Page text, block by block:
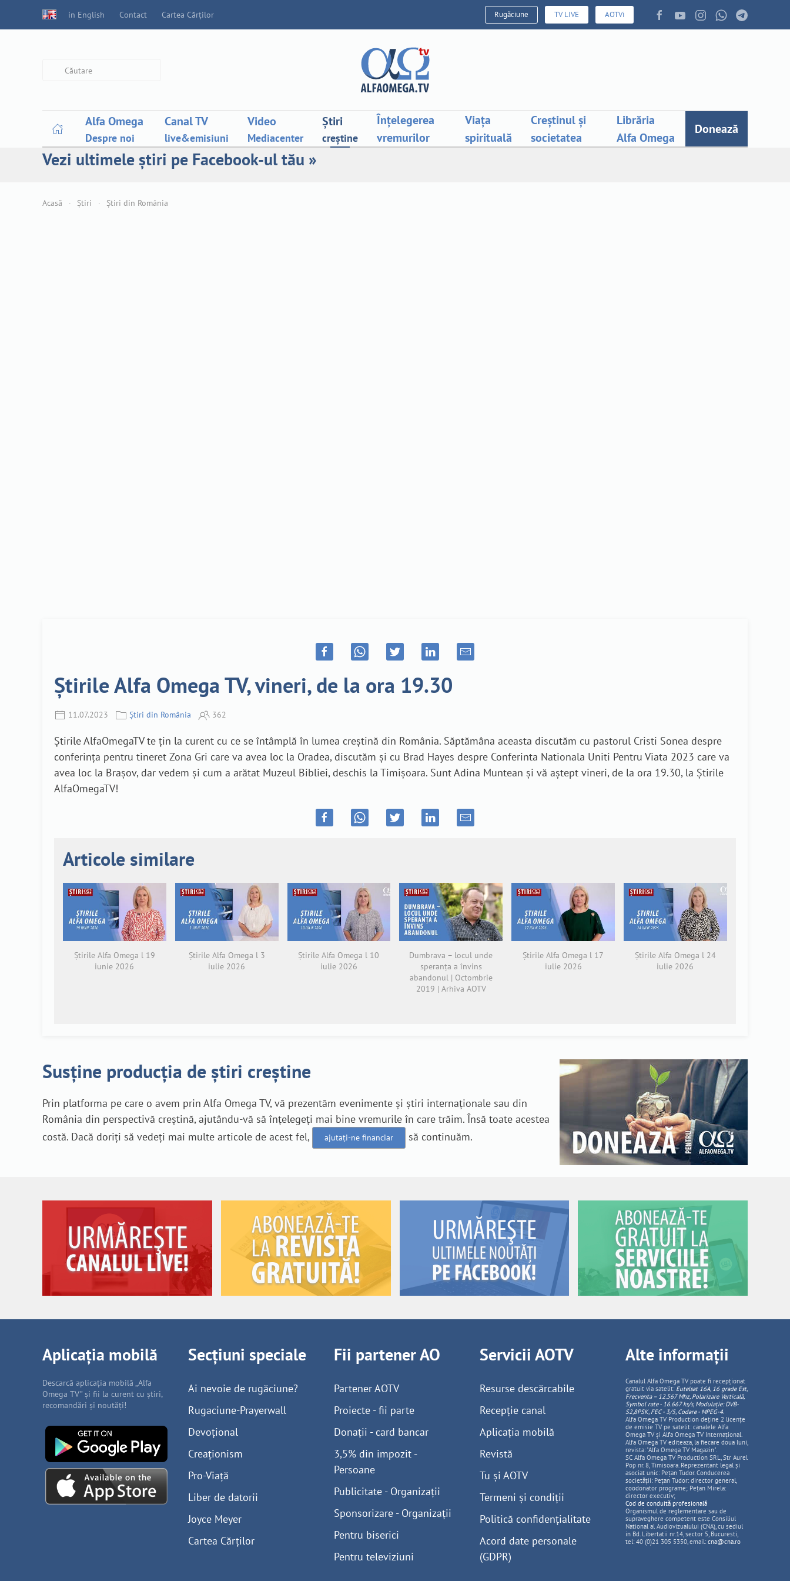
in English Contact Cartea Cărților Rugăciune TV LIVE AOTVi
Alfa Omega
Despre noi
Canal TV
live&emisiuni
Video
Mediacenter
Știri
creștine
Înțelegerea
vremurilor
Viața
spirituală
Creștinul și
societatea
Librăria
Alfa Omega
Donează
Vezi ultimele știri pe Facebook-ul tău »
Acasă Știri Știri din România
Știrile Alfa Omega TV, vineri, de la ora 19.30
11.07.2023 Știri din România 362
Știrile AlfaOmegaTV te țin la curent cu ce se întâmplă în lumea creștină din România. Săptămâna aceasta discutăm cu pastorul Cristi Sonea despre
conferința pentru tineret Zona Gri care va avea loc la Oradea, discutăm și cu Brad Hayes despre Conferinta Nationala Uniti Pentru Viata 2023 care va
avea loc la Brașov, dar vedem și cum a arătat Muzeul Bibliei, deschis la Timișoara. Sunt Adina Muntean și vă aștept vineri, de la ora 19.30, la Știrile
AlfaOmegaTV!
Articole similare
Știrile Alfa Omega l 19
iunie 2026
Știrile Alfa Omega l 3
iulie 2026
Știrile Alfa Omega l 10
iulie 2026
Dumbrava – locul unde
speranța a învins
abandonul | Octombrie
2019 | Arhiva AOTV
Știrile Alfa Omega l 17
iulie 2026
Știrile Alfa Omega l 24
iulie 2026
Susține producția de știri creștine
Prin platforma pe care o avem prin Alfa Omega TV, vă prezentăm evenimente și știri internaționale sau din
România din perspectivă creștină, ajutându-vă să înțelegeți mai bine vremurile în care trăim. Însă toate acestea
costă. Dacă doriți să vedeți mai multe articole de acest fel,
ajutați-ne financiar să continuăm.
Aplicația mobilă
Descarcă aplicația mobilă „Alfa
Omega TV” și fii la curent cu știri,
recomandări și noutăți!
Secțiuni speciale
Ai nevoie de rugăciune?
Rugaciune-Prayerwall
Devoțional
Creaționism
Pro-Viață
Liber de datorii
Joyce Meyer
Cartea Cărților
Fii partener AO
Partener AOTV
Proiecte - fii parte
Donații - card bancar
3,5% din impozit -
Persoane
Publicitate - Organizații
Sponsorizare - Organizații
Pentru biserici
Pentru televiziuni
Servicii AOTV
Resurse descărcabile
Recepție canal
Aplicația mobilă
Revistă
Tu și AOTV
Termeni și condiții
Politică confidențialitate
Acord date personale
(GDPR)
Alte informații
Canalul Alfa Omega TV poate fi recepționat
gratuit via satelit: Eutelsat 16A, 16 grade Est,
Frecventa – 12.567 Mhz, PolarizareVerticală,
Symbol rate - 16.667 ks/s, Modulație: DVB-
S2,8PSK, FEC - 3/5, Codare - MPEG-4.
Alfa Omega TV Production deține 2 licențe
de emisie TV pe satelit: canalele Alfa
Omega TV și Alfa Omega TV Internațional.
Alfa Omega TV editeaza, la fiecare doua luni,
revista: "Alfa Omega TV Magazin".
SC Alfa Omega TV Production SRL, Str Aurel
Pop nr. 8, Timisoara. Reprezentant legal și
asociat unic: Pețan Tudor. Conducerea
societății: Pețan Tudor: director general,
coodonator programe; Pețan Mirela:
director executiv;
Cod de conduită profesională
Organismul de reglementare sau de
supraveghere competent este Consiliul
National al Audiovizualului (CNA), cu sediul
in Bd. Libertatii nr.14, sector 5, Bucuresti,
tel: 40 (0)21 305 5350, email: cna@cna.ro